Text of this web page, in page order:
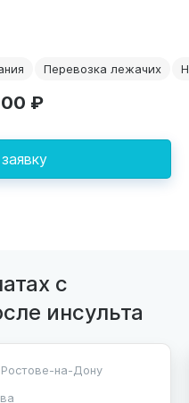
Перевозка лежачих
₽
с
инсульта
на-Дону